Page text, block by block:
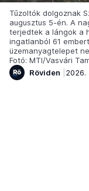
Tűzoltók dolgoznak
augusztus 5-én. A
terjedtek a lángok a
ingatlanból 61
üzemanyagtelepet
Fotó: MTI/Vasvári
Röviden
2026.